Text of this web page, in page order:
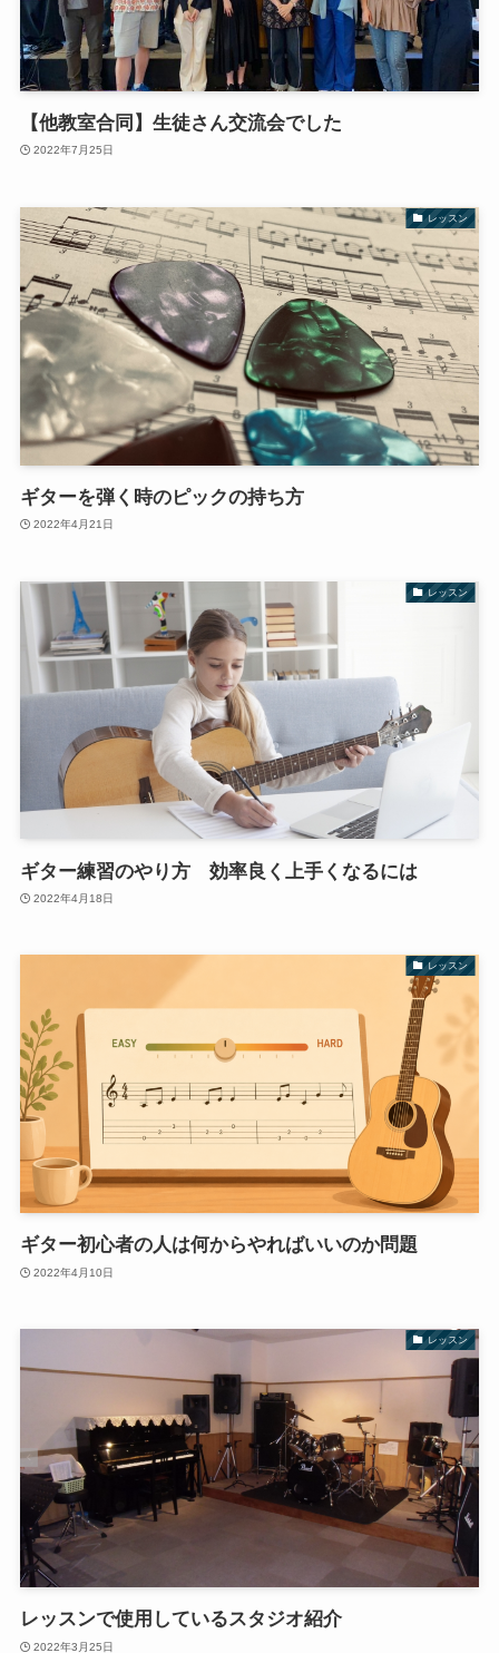
【他教室合同】生徒さん交流会でした
2022年7月25日
レッスン
ギターを弾く時のピックの持ち方
2022年4月21日
レッスン
ギター練習のやり方 効率良く上手くなるには
2022年4月18日
レッスン
ギター初心者の人は何からやればいいのか問題
2022年4月10日
レッスン
レッスンで使用しているスタジオ紹介
2022年3月25日